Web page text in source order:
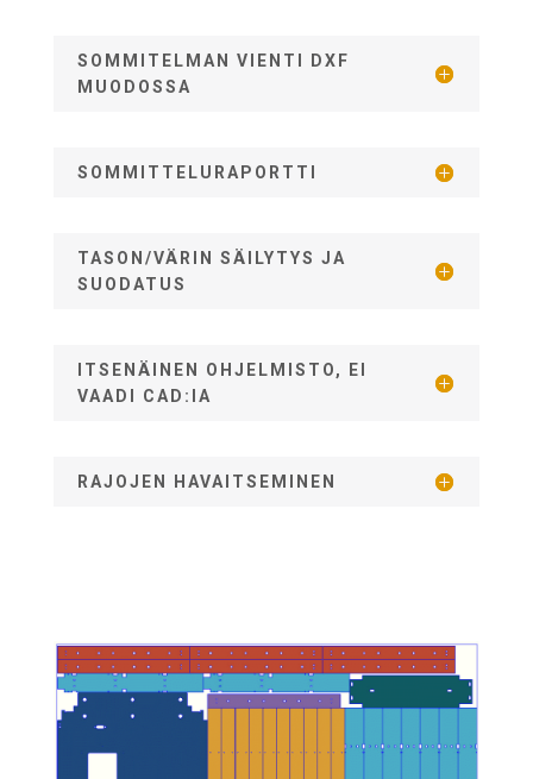
SOMMITELMAN VIENTI DXF
MUODOSSA
SOMMITTELURAPORTTI
TASON/VÄRIN SÄILYTYS JA
SUODATUS
ITSENÄINEN OHJELMISTO, EI
VAADI CAD:IA
RAJOJEN HAVAITSEMINEN